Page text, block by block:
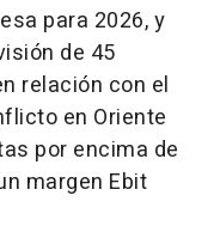
para 2026, y
de 45
relación con el
en Oriente
por encima de
margen Ebit